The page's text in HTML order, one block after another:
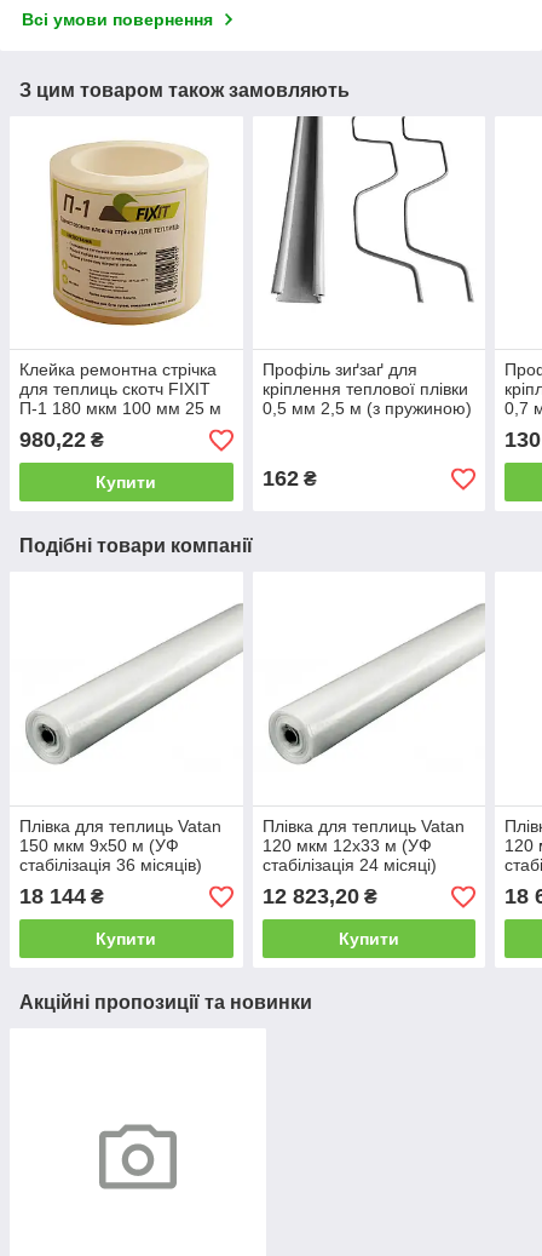
Всі умови повернення
З цим товаром також замовляють
Клейка ремонтна стрічка
для теплиць скотч FIXIT
П-1 180 мкм 100 мм 25 м
980,22 ₴
Купити
Профіль зиґзаґ для
кріплення теплової плівки
0,5 мм 2,5 м (з пружиною)
162₴
0,7
Подібні товари компанії
Плівка для теплиць Vatan
150 мкм 9х50 м (УФ
стабілізація 36 місяців)
18 144 ₴
Купити
Плівка для теплиць Vatan
120 мкм 12х33 м (УФ
стабілізація 24 місяці)
12 823,20₴
Купити
120
18
Акційні пропозиції та новинки